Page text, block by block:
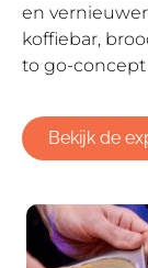
en
koffiebar,
to go-concept
Bekijk de